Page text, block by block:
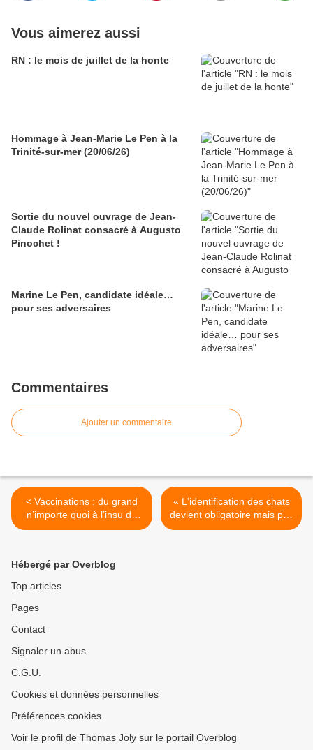
Vous aimerez aussi
RN : le mois de juillet de la honte
Hommage à Jean-Marie Le Pen à la
Trinité-sur-mer (20/06/26)
Sortie du nouvel ouvrage de Jean-
Claude Rolinat consacré à Augusto
Pinochet !
Marine Le Pen, candidate idéale…
pour ses adversaires
Commentaires
Ajouter un commentaire
< Vaccinations : du grand
n’importe quoi à l’insu de
leur plein gré !
« L'identification des chats
devient obligatoire mais pas
celle des clandestins ! » >
Hébergé par Overblog
Top articles
Pages
Contact
Signaler un abus
C.G.U.
Cookies et données personnelles
Préférences cookies
Voir le profil de Thomas Joly sur le portail Overblog